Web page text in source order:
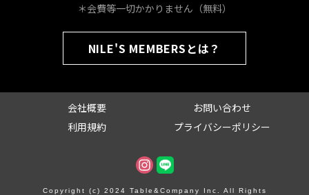
＊会費等一切かかりません（無料）
NILE'S MEMBERSとは？
会社概要
お問い合わせ
利用規約
プライバシーポリシー
Copyright (c) 2024 Table&Company Inc. All Rights